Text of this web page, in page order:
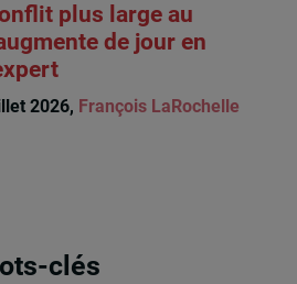
plus large au
de jour en
2026, François LaRochelle
clés